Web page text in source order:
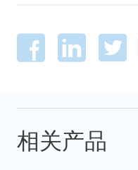
相关产品